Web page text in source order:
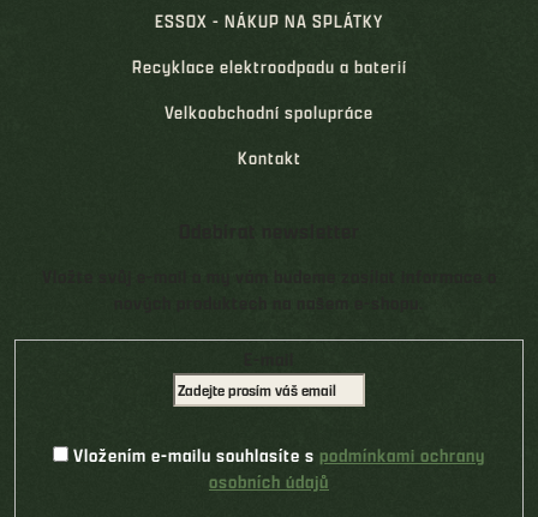
ESSOX - NÁKUP NA SPLÁTKY
Recyklace elektroodpadu a baterií
Velkoobchodní spolupráce
Kontakt
Vložením e-mailu souhlasíte s podmínkami ochrany
osobních údajů